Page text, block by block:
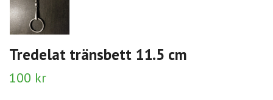
Tredelat tränsbett 11.5 cm
100 kr